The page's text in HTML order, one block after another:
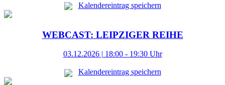
Kalendereintrag speichern
WEBCAST: LEIPZIGER REIHE
03.12.2026 | 18:00 - 19:30 Uhr
Kalendereintrag speichern